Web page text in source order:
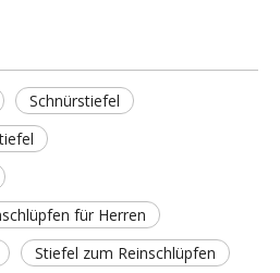
Schnürstiefel
für Herren
Stiefel zum Reinschlüpfen